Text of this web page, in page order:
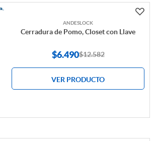
ANDESLOCK
Cerradura de Pomo, Closet con Llave
$6.490$12.582
VER PRODUCTO